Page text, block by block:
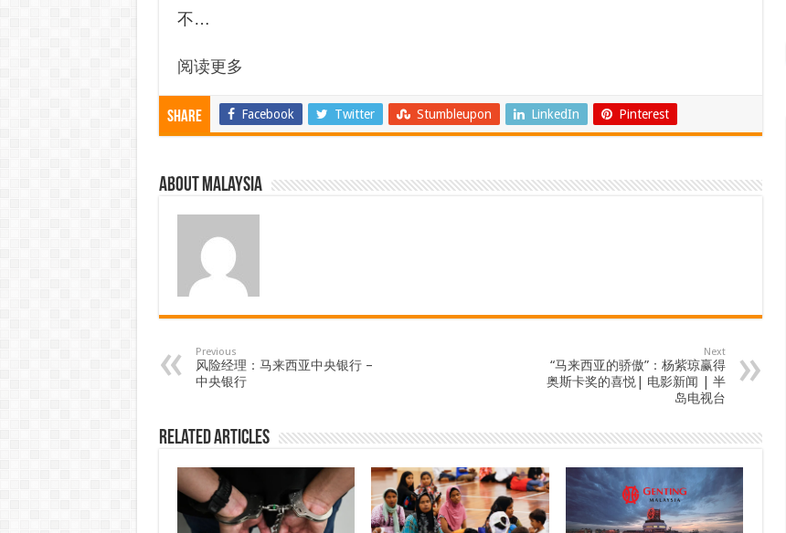
不…
阅读更多
Share Facebook Twitter Stumbleupon LinkedIn Pinterest
About Malaysia
Previous
风险经理：马来西亚中央银行 –
中央银行
Next
“马来西亚的骄傲”：杨紫琼赢得
奥斯卡奖的喜悦| 电影新闻 | 半
岛电视台
Related Articles